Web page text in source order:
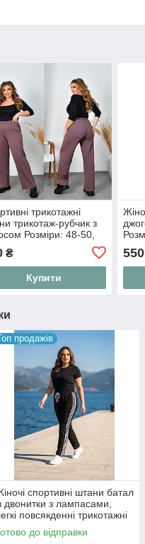
трикотажні
трикотаж-рубчик з
Розміри: 48-50,
56-58, 60-62, 64-66
₴
Купити
550
продажів
спортивні штани батал
двонитки з лампасами,
повсякденні трикотажні
на резинці "Sport
розміри 52-56
до відправки